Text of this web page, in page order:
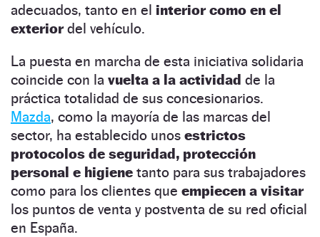
adecuados, tanto en el interior como en el
exteriordel vehículo.
La puesta en marcha de esta iniciativa solidaria
coincide con la vuelta a la actividad de la
práctica totalidad de sus concesionarios.
Mazda, como la mayoría de las marcas del
sector, ha establecido unos estrictos
protocolos de seguridad, protección
personal e higiene tanto para sus trabajadores
como para los clientes que empiecen a visitar
los puntos de venta y postventa de su red oficial
en España.